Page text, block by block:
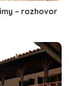
– rozhovor